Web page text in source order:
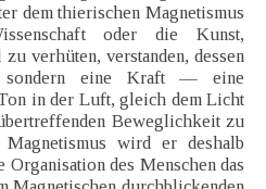
dem thierischen Magnetismus
oder die Kunst,
verhüten, verstanden, dessen
sondern eine Kraft — eine
in der Luft, gleich dem Licht
Beweglichkeit zu
wird er deshalb
des Menschen das